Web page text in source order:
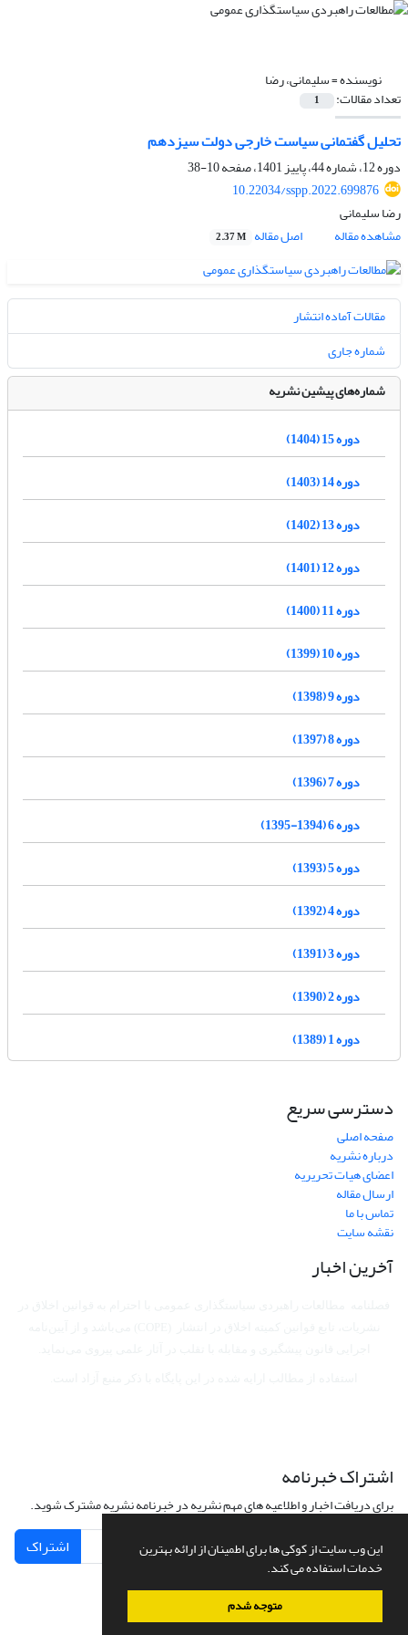
این وب سایت از کوکی ها برای اطمینان از ارائه بهترین
خدمات استفاده می کند.
متوجه شدم
نویسنده =سلیمانی، رضا
تعداد مقالات: 1
تحلیل گفتمانی سیاست خارجی دولت سیزدهم
دوره 12، شماره 44، پاییز 1401، صفحه
10-38
10.22034/sspp.2022.699876
رضا سلیمانی
مشاهده مقاله
اصل مقاله 2.37 M
مقالات آماده انتشار
شماره جاری
شماره‌های پیشین نشریه
دوره 15 (1404)
دوره 14 (1403)
دوره 13 (1402)
دوره 12 (1401)
دوره 11 (1400)
دوره 10 (1399)
دوره 9 (1398)
دوره 8 (1397)
دوره 7 (1396)
دوره 6 (1394-1395)
دوره 5 (1393)
دوره 4 (1392)
دوره 3 (1391)
دوره 2 (1390)
دوره 1 (1389)
دسترسی سریع
صفحه اصلی
درباره نشریه
اعضای هیات تحریریه
ارسال مقاله
تماس با ما
نقشه سایت
آخرین اخبار
اشتراک خبرنامه
برای دریافت اخبار و اطلاعیه های مهم نشریه در خبرنامه نشریه مشترک شوید.
اشتراک
سامانه مدیریت نشریات علمی.طراحی و پیاده سازی ازسیناوب